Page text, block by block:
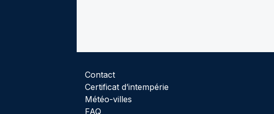
Contact
Certificat d’intempérie
Météo-villes
FAQ